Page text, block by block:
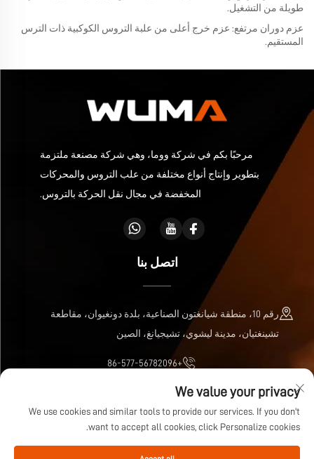
طويلة من التشغيل.
عزم دوران مرتفع: عزم خرج أعلى من علبة التروس الكوكبية ذات الترس
المستقيم.
مرحبًا بكم في شركة ووما، وهي شركة مصنعة ملتزمة
بتطوير وإنتاج أنواع مختلفة من علب التروس والمحركات
المخفضة في مجال نقل الحركة بالتروس.
اتصل بنا
رقم 10، منطقة شيانغتون الصناعية، بلدة دونغيوان، مقاطعة
تشينغتيان، مدينة ليشوي، تشيجيانغ، الصين
+86-577-56782096
[email protected]
حقوق النشر © شركة Zhejiang Wuma Drive المحدودة جميع الحقوق محفوظة
We value your privacy
We use cookies and similar tools to provide our services. If you don't
want to accept all cookies, click Personalize cookies.